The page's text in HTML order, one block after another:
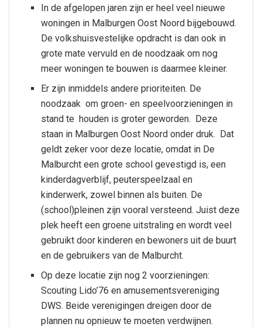
In de afgelopen jaren zijn er heel veel nieuwe
woningen in Malburgen Oost Noord bijgebouwd.
De volkshuisvestelijke opdracht is dan ook in
grote mate vervuld en de noodzaak om nog
meer woningen te bouwen is daarmee kleiner.
Er zijn inmiddels andere prioriteiten. De
noodzaak om groen- en speelvoorzieningen in
stand te houden is groter geworden. Deze
staan in Malburgen Oost Noord onder druk. Dat
geldt zeker voor deze locatie, omdat in De
Malburcht een grote school gevestigd is, een
kinderdagverblijf, peuterspeelzaal en
kinderwerk, zowel binnen als buiten. De
(school)pleinen zijn vooral versteend. Juist deze
plek heeft een groene uitstraling en wordt veel
gebruikt door kinderen en bewoners uit de buurt
en de gebruikers van de Malburcht.
Op deze locatie zijn nog 2 voorzieningen:
Scouting Lido’76 en amusementsvereniging
DWS. Beide verenigingen dreigen door de
plannen nu opnieuw te moeten verdwijnen.